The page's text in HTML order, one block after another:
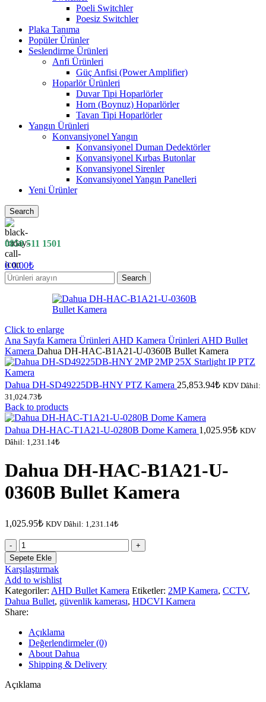
Poeli Switchler
Poesiz Switchler
Plaka Tanıma
Popüler Ürünler
Seslendirme Ürünleri
Anfi Ürünleri
Güç Anfisi (Power Amplifier)
Hoparlör Ürünleri
Duvar Tipi Hoparlörler
Horn (Boynuz) Hoparlörler
Tavan Tipi Hoparlörler
Yangın Ürünleri
Konvansiyonel Yangın
Konvansiyonel Duman Dedektörler
Konvansiyonel Kırbas Butonlar
Konvansiyonel Sirenler
Konvansiyonel Yangın Panelleri
Yeni Ürünler
Search
0850 511 1501
00.00₺
Search
Click to enlarge
Ana Sayfa Kamera Ürünleri AHD Kamera Ürünleri AHD Bullet
Kamera Dahua DH-HAC-B1A21-U-0360B Bullet Kamera
Dahua DH-SD49225DB-HNY PTZ Kamera 25,853.94₺ KDV Dâhil:
31,024.73₺
Back to products
Dahua DH-HAC-T1A21-U-0280B Dome Kamera 1,025.95₺ KDV
Dâhil: 1,231.14₺
Dahua DH-HAC-B1A21-U-
0360B Bullet Kamera
1,025.95₺ KDV Dâhil: 1,231.14₺
Dahua
DH-
HAC-
B1A21-
U-
0360B
Bullet
Kamera
adet
Sepete Ekle
Karşılaştırmak
Add to wishlist
Kategoriler: AHD Bullet Kamera Etiketler: 2MP Kamera, CCTV,
Dahua Bullet, güvenlik kamerası, HDCVI Kamera
Share:
Açıklama
Değerlendirmeler (0)
About Dahua
Shipping & Delivery
Açıklama